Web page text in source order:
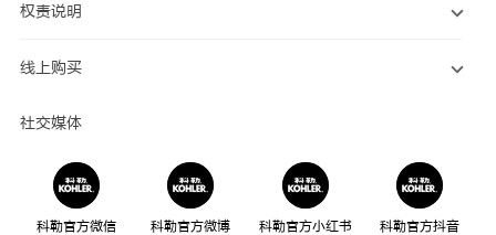
权责说明
线上购买
社交媒体
科勒官方微信 科勒官方微博 科勒官方小红书 科勒官方抖音